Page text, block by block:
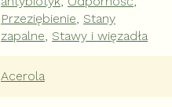
Przeziębienie Stany
zapalne Stawy i więzadła
Acerola